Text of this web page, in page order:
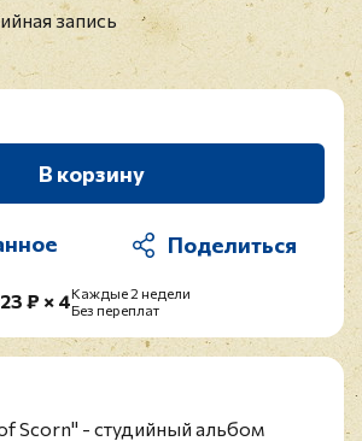
запись
В корзину
₽ × 4Каждые 2 недели
Без переплат
Scorn" - студийный альбом